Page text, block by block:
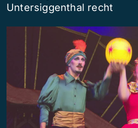
Untersiggenthal recht